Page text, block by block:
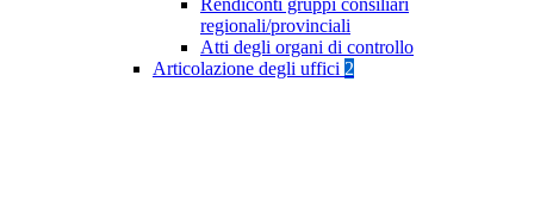
Rendiconti gruppi consiliari
regionali/provinciali
Atti degli organi di controllo
Articolazione degli uffici 2